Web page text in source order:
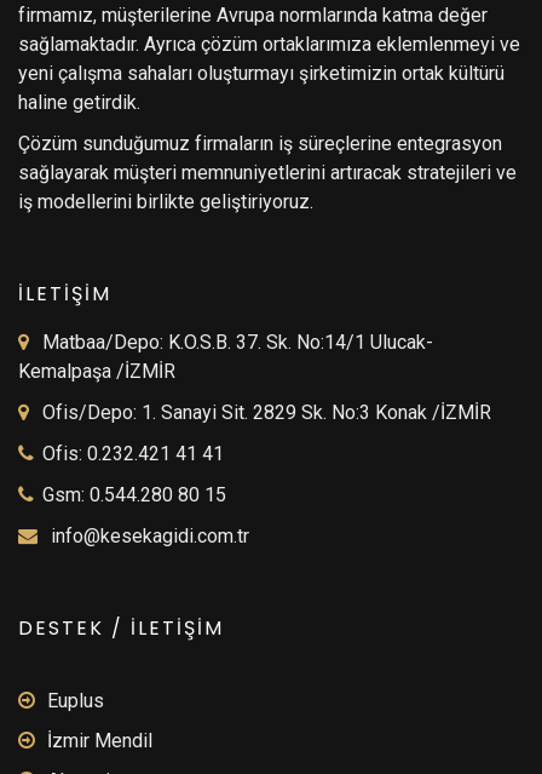
firmamız, müşterilerine Avrupa normlarında katma değer
sağlamaktadır. Ayrıca çözüm ortaklarımıza eklemlenmeyi ve
yeni çalışma sahaları oluşturmayı şirketimizin ortak kültürü
haline getirdik.
Çözüm sunduğumuz firmaların iş süreçlerine entegrasyon
sağlayarak müşteri memnuniyetlerini artıracak stratejileri ve
iş modellerini birlikte geliştiriyoruz.
İLETİŞİM
Matbaa/Depo: K.O.S.B. 37. Sk. No:14/1 Ulucak-
Kemalpaşa /İZMİR
Ofis/Depo: 1. Sanayi Sit. 2829 Sk. No:3 Konak /İZMİR
Ofis: 0.232.421 41 41
Gsm: 0.544.280 80 15
info@kesekagidi.com.tr
DESTEK / İLETİŞİM
Euplus
İzmir Mendil